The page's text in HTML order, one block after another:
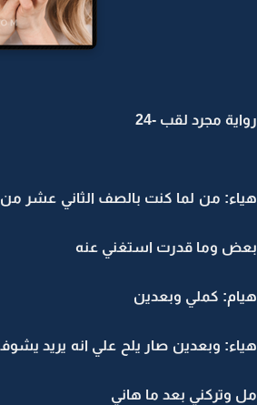
رواية مجرد لقب -24
هياء: من لما كنت بالصف الثاني عشر من
بعض وما قدرت استغني عنه
هيام: كملي وبعدين
هياء: وبعدين صار يلح علي انه يريد
مل وتركني بعد ما هاني